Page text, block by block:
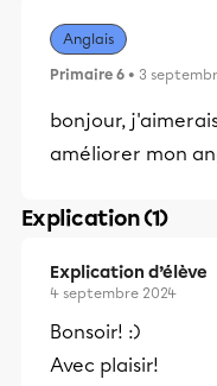
Anglais
Primaire 6 • 3
bonjour,
améliorer mon
Explication (1)
Explication d’élève
4 septembre 2024
Bonsoir! :)
Avec plaisir!